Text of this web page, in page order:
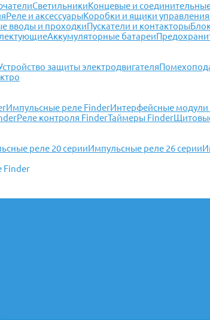
СветильникиКонцевые и
Реле и аксессуарыКоробки и ящики управления
вводы и проходкиПускатели и контакторы
Аккумуляторные батареи
защиты электродвигателя
Импульсные реле FinderИнтерфейсные модули
Реле контроля FinderТаймеры Finder
реле 20 серииИмпульсные реле 26 серии
Finder